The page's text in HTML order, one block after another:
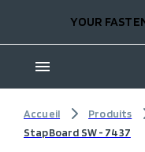
YOUR
Accueil Produits
StapBoard SW - 7437